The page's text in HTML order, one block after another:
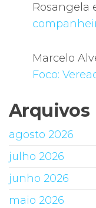
Rosangela
Marcelo
Foco:
Arquivos
agosto 2026
julho 2026
junho 2026
maio 2026